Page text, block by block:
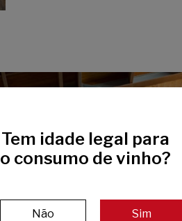
Tem idade legal para
o consumo de vinho?
Não Sim